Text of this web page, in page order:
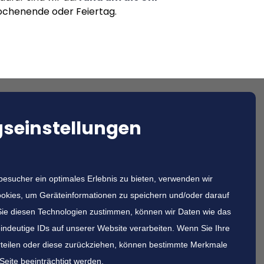
ein optimales Erlebnis zu bieten, verwenden wir
um Geräteinformationen zu speichern und/oder darauf
diesen Technologien zustimmen, können wir Daten wie das
IDs auf unserer Website verarbeiten. Wenn Sie Ihre
oder diese zurückziehen, können bestimmte Merkmale
beeinträchtigt werden.
oder Feiertag.